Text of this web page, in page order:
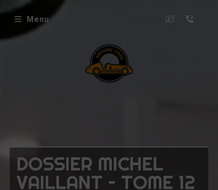
Menu
DOSSIER MICHEL
VAILLANT – TOME 12